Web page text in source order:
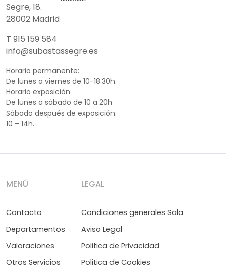
Segre, 18.
28002 Madrid
T 915 159 584
info@subastassegre.es
Horario permanente:
De lunes a viernes de 10-18.30h.
Horario exposición:
De lunes a sábado de 10 a 20h
Sábado después de exposición:
10 – 14h.
MENÚ
Contacto
Departamentos
Valoraciones
Otros Servicios
LEGAL
Condiciones generales Sala
Aviso Legal
Politica de Privacidad
Politica de Cookies